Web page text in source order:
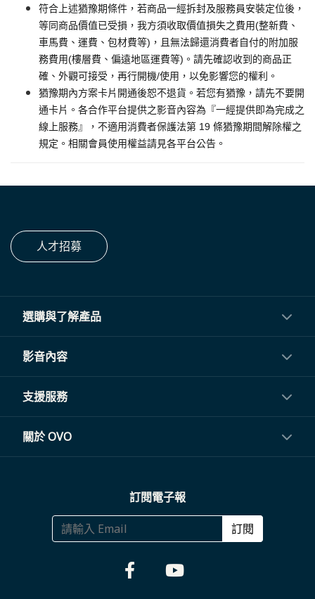
符合上述猶豫期條件，若商品一經拆封及服務員安裝定位後，
等同商品價值已受損，我方須收取價值損失之費用(整新費、
車馬費、運費、包材費等)，且無法歸還消費者自付的附加服
務費用(樓層費、偏遠地區運費等)。請先確認收到的商品正
確、外觀可接受，再行開機/使用，以免影響您的權利。
猶豫期內方案卡片開通後恕不退貨。若您有猶豫，請先不要開
通卡片。各合作平台提供之影音內容為『一經提供即為完成之
線上服務』，不適用消費者保護法第 19 條猶豫期間解除權之
規定。相關會員使用權益請見各平台公告。
人才招募
選購與了解產品
投影機
閨蜜機與電視
電視盒與周邊
福利品專區
影音內容
影音訂閱
支援服務
常見問題
關於 OVO
商務合作
訂閱電子報
訂閱